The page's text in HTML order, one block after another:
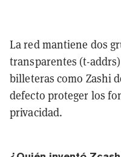
La red mantiene dos
transparentes (t-
billeteras como Zashi
defecto proteger los
privacidad.